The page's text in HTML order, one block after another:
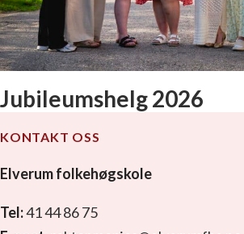
17. mai kafé på Elverum
folkehøgskole
Jubileumshelg 2026
KONTAKT OSS
Elverum folkehøgskole
Tel:41 44 86 75